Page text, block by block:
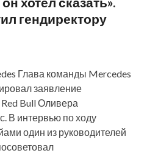
гендиректору
Глава команды Mercedes
заявление
Bull Оливера
В интервью по ходу
один из руководителей